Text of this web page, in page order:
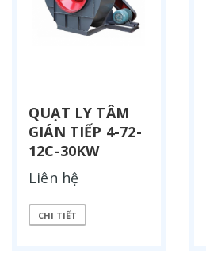
QUẠT LY TÂM
GIÁN TIẾP 4-72-
12C-30KW
Liên hệ
CHI TIẾT